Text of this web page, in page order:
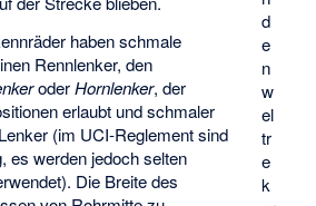
d
e
n
w
el
tr
e
k
haben schmale
Rennlenker, den
oderHornlenker, der
erlaubt und schmaler
(im UCI-Reglement sind
es werden jedoch selten
Die Breite des